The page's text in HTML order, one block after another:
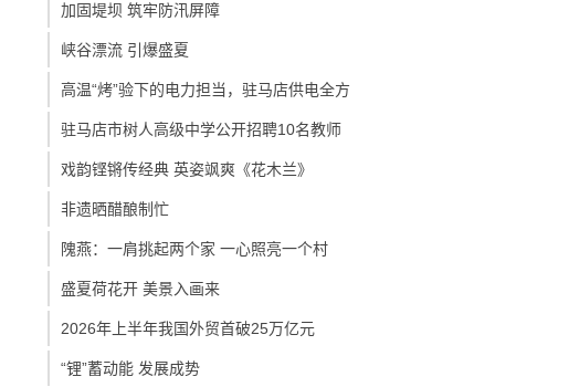
加固堤坝 筑牢防汛屏障
峡谷漂流 引爆盛夏
高温“烤”验下的电力担当，驻马店供电全方
驻马店市树人高级中学公开招聘10名教师
戏韵铿锵传经典 英姿飒爽《花木兰》
非遗晒醋酿制忙
隗燕：一肩挑起两个家 一心照亮一个村
盛夏荷花开 美景入画来
2026年上半年我国外贸首破25万亿元
“锂”蓄动能 发展成势